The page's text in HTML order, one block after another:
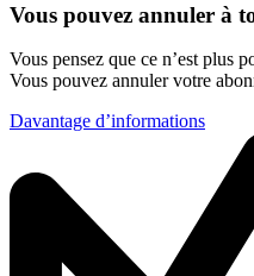
Vous pouvez annuler à
Vous pensez que ce n’est plus
Vous pouvez annuler votre
Davantage d’informations